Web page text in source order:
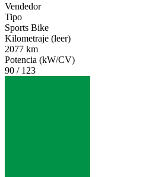
Vendedor
Tipo
Sports Bike
Kilometraje (leer)
2077 km
Potencia (kW/CV)
90 / 123